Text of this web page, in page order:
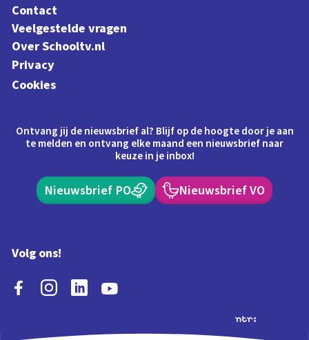
Contact
Veelgestelde vragen
Over Schooltv.nl
Privacy
Cookies
Ontvang jij de nieuwsbrief al? Blijf op de hoogte door je aan
te melden en ontvang elke maand een nieuwsbrief naar
keuze in je inbox!
Nieuwsbrief PO Nieuwsbrief VO
Volg ons!